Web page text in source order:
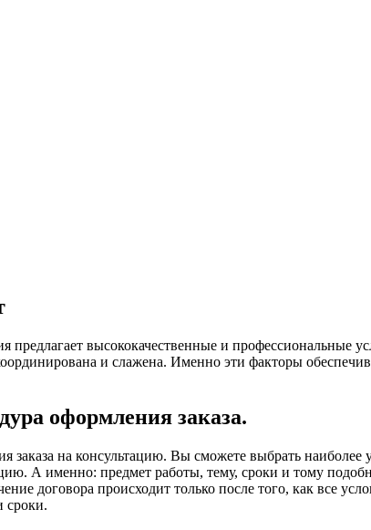
предлагает высококачественные и профессиональные
и слажена. Именно эти факторы
оформления заказа.
заказа на консультацию. Вы сможете выбрать
А именно: предмет работы, тему, сроки и тому
договора происходит только после того, как все
сроки.